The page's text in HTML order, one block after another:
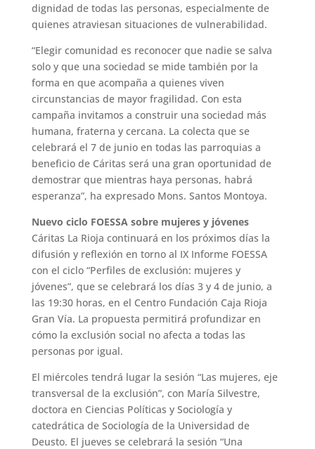
dignidad de todas las personas, especialmente de
quienes atraviesan situaciones de vulnerabilidad.
“Elegir comunidad es reconocer que nadie se salva
solo y que una sociedad se mide también por la
forma en que acompaña a quienes viven
circunstancias de mayor fragilidad. Con esta
campaña invitamos a construir una sociedad más
humana, fraterna y cercana. La colecta que se
celebrará el 7 de junio en todas las parroquias a
beneficio de Cáritas será una gran oportunidad de
demostrar que mientras haya personas, habrá
esperanza”, ha expresado Mons. Santos Montoya.
Nuevo ciclo FOESSA sobre mujeres y jóvenes
Cáritas La Rioja continuará en los próximos días la
difusión y reflexión en torno al IX Informe FOESSA
con el ciclo “Perfiles de exclusión: mujeres y
jóvenes”, que se celebrará los días 3 y 4 de junio, a
las 19:30 horas, en el Centro Fundación Caja Rioja
Gran Vía. La propuesta permitirá profundizar en
cómo la exclusión social no afecta a todas las
personas por igual.
El miércoles tendrá lugar la sesión “Las mujeres, eje
transversal de la exclusión”, con María Silvestre,
doctora en Ciencias Políticas y Sociología y
catedrática de Sociología de la Universidad de
Deusto. El jueves se celebrará la sesión “Una